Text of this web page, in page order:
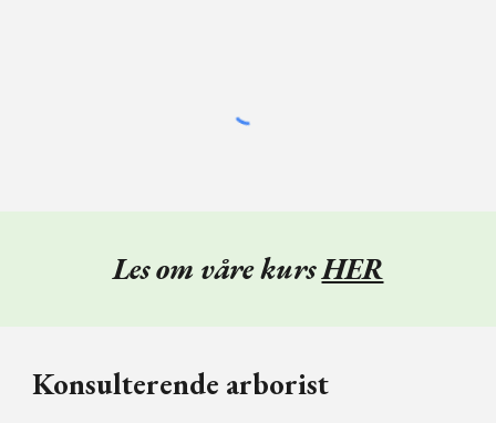
Les om våre kursHER
Konsulterende arborist